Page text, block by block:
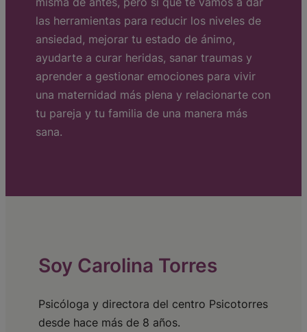
las herramientas para reducir los niveles de
ansiedad, mejorar tu estado de ánimo,
ayudarte a curar heridas, sanar traumas y
aprender a gestionar emociones para vivir
una maternidad más plena y relacionarte con
tu pareja y tu familia de una manera más
sana.
Soy Carolina Torres
Psicóloga y directora del centro Psicotorres
desde hace más de 8 años.